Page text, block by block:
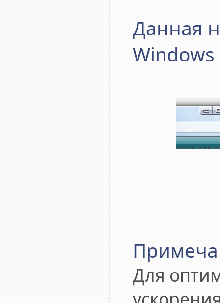
Данная
Windows
Для